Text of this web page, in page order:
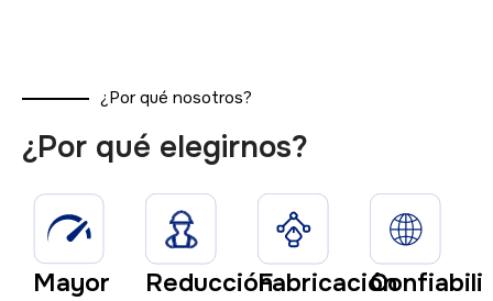
¿Por qué nosotros?
¿Por qué elegirnos?
Mayor
ReducciónFabricación